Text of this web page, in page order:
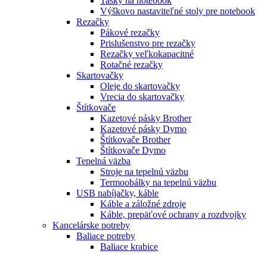
Výškovo nastaviteľné stoly pre notebook
Rezačky
Pákové rezačky
Prislušenstvo pre rezačky
Rezačky veľkokapacitné
Rotačné rezačky
Skartovačky
Oleje do skartovačky
Vrecia do skartovačky
Štítkovače
Kazetové pásky Brother
Kazetové pásky Dymo
Štítkovače Brother
Štítkovače Dymo
Tepelná väzba
Stroje na tepelnú väzbu
Termoobálky na tepelnú väzbu
USB nabíjačky, káble
Káble a záložné zdroje
Káble, prepäťové ochrany a rozdvojky
Kancelárske potreby
Baliace potreby
Baliace krabice